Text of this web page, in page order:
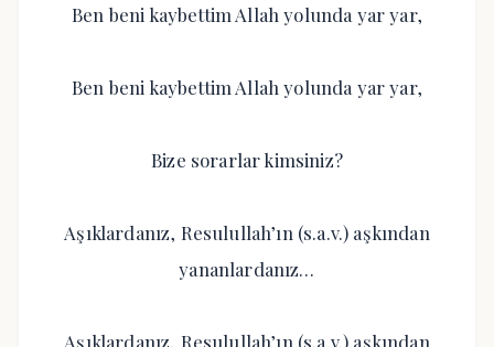
Ben beni kaybettim Allah yolunda yar yar,
Ben beni kaybettim Allah yolunda yar yar,
Bize sorarlar kimsiniz?
Aşıklardanız, Resulullah’ın (s.a.v.) aşkından
yananlardanız…
Aşıklardanız, Resulullah’ın (s.a.v.) aşkından